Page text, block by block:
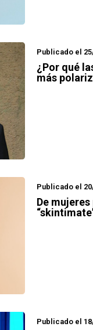
Publicado el
¿Por qué
más
Publicado el
De
Publicado el